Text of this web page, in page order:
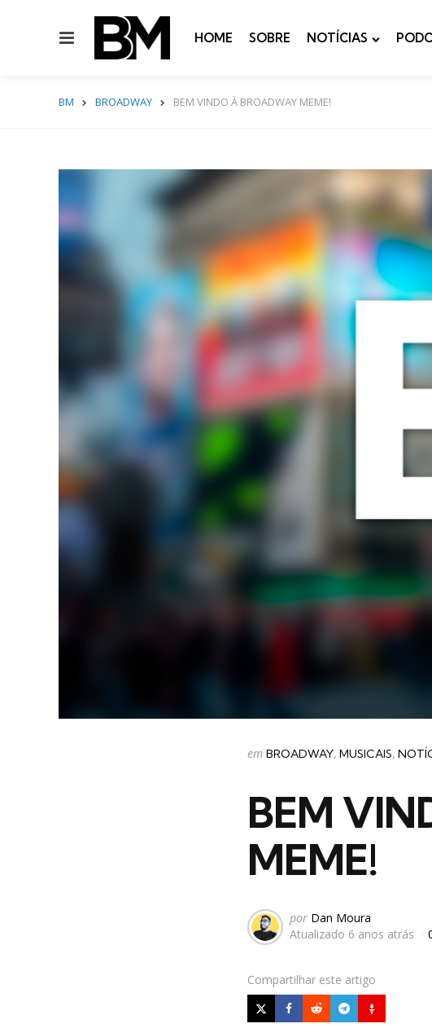
Menu HOME SOBRE NOTÍCIAS
BM BROADWAY BEM VINDO À BROADWAY MEME!
Categorias
Postado
em BROADWAY MUSICAIS
BEM
MEME!
Postado
por
por Dan Moura
Atualizado 6 anos atrás
Compartilhar este artigo